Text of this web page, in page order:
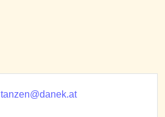
tanzen@danek.at